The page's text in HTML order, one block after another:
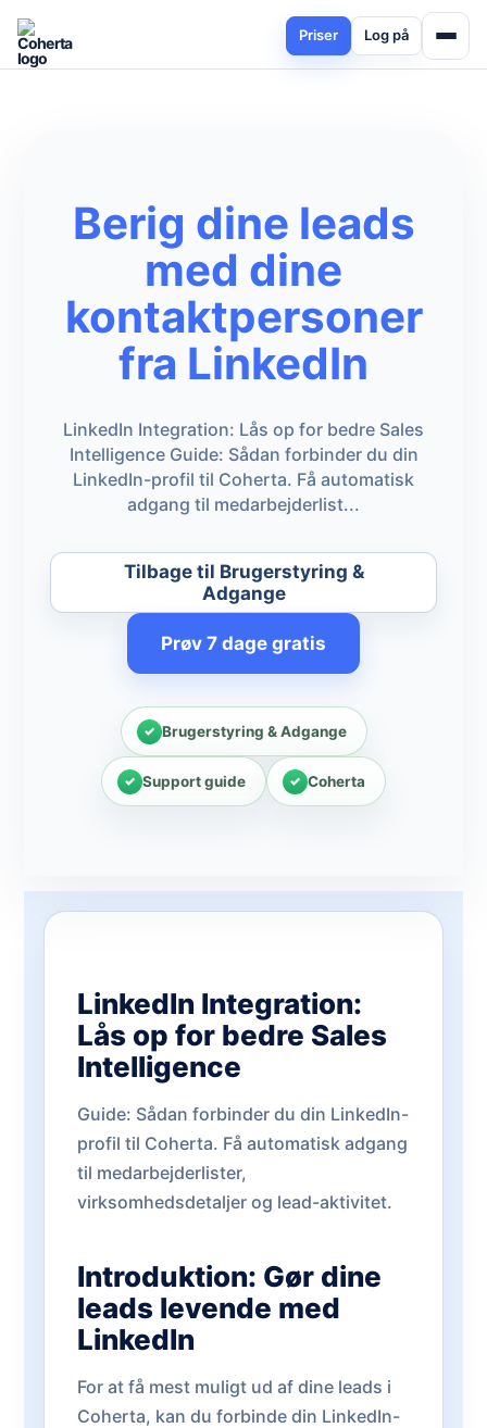
Priser Log på
Berig dine leads
med dine
kontaktpersoner
fra LinkedIn
LinkedIn Integration: Lås op for bedre Sales
Intelligence Guide: Sådan forbinder du din
LinkedIn-profil til Coherta. Få automatisk
adgang til medarbejderlist...
Tilbage til Brugerstyring &
Adgange
Prøv 7 dage gratis
Brugerstyring & Adgange
Support guide Coherta
LinkedIn Integration:
Lås op for bedre Sales
Intelligence
Guide: Sådan forbinder du din LinkedIn-
profil til Coherta. Få automatisk adgang
til medarbejderlister,
virksomhedsdetaljer og lead-aktivitet.
Introduktion: Gør dine
leads levende med
LinkedIn
For at få mest muligt ud af dine leads i
Coherta, kan du forbinde din LinkedIn-